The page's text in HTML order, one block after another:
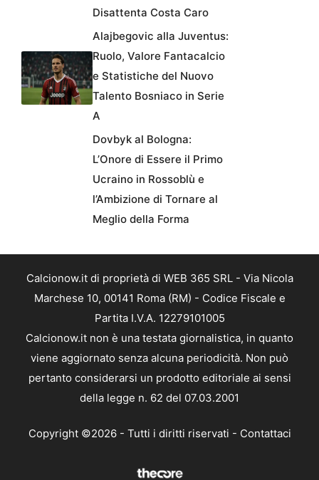
Disattenta Costa Caro
Alajbegovic alla Juventus:
Ruolo, Valore Fantacalcio
e Statistiche del Nuovo
Talento Bosniaco in Serie
A
Dovbyk al Bologna:
L’Onore di Essere il Primo
Ucraino in Rossoblù e
l’Ambizione di Tornare al
Meglio della Forma
Calcionow.it di proprietà di WEB 365 SRL - Via Nicola
Marchese 10, 00141 Roma (RM) - Codice Fiscale e
Partita I.V.A. 12279101005
Calcionow.it non è una testata giornalistica, in quanto
viene aggiornato senza alcuna periodicità. Non può
pertanto considerarsi un prodotto editoriale ai sensi
della legge n. 62 del 07.03.2001
Copyright ©2026 - Tutti i diritti riservati - Contattaci